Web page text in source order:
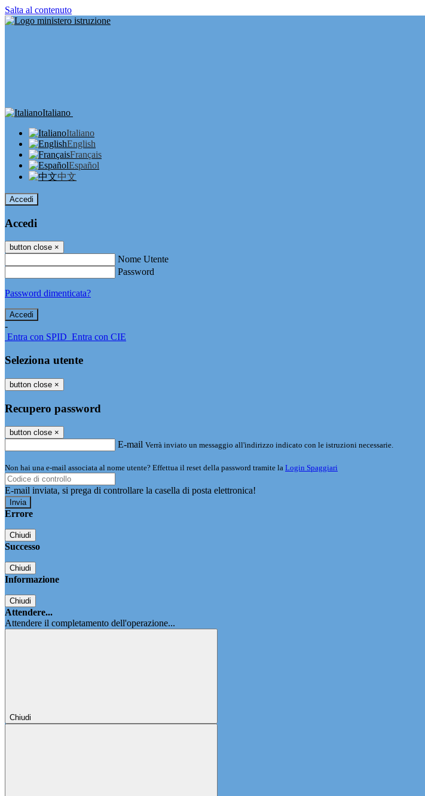
Salta al contenuto
Italiano
Italiano
English
Français
Español
中文
Accedi
Accedi
button close ×
Nome Utente
Password
Password dimenticata?
-
Entra con SPID Entra con CIE
Seleziona utente
button close ×
Recupero password
button close ×
E-mail Verrà inviato un messaggio all'indirizzo indicato con le istruzioni necessarie.
Non hai una e-mail associata al nome utente? Effettua il reset della password tramite la Login Spaggiari
E-mail inviata, si prega di controllare la casella di posta elettronica!
Errore
Chiudi
Successo
Chiudi
Informazione
Chiudi
Attendere...
Attendere il completamento dell'operazione...
Chiudi